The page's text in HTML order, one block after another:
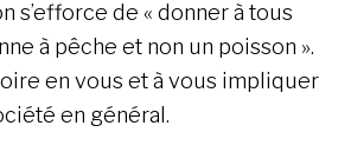
s’efforce de « donner à tous
à pêche et non un poisson ».
en vous et à vous impliquer
en général.